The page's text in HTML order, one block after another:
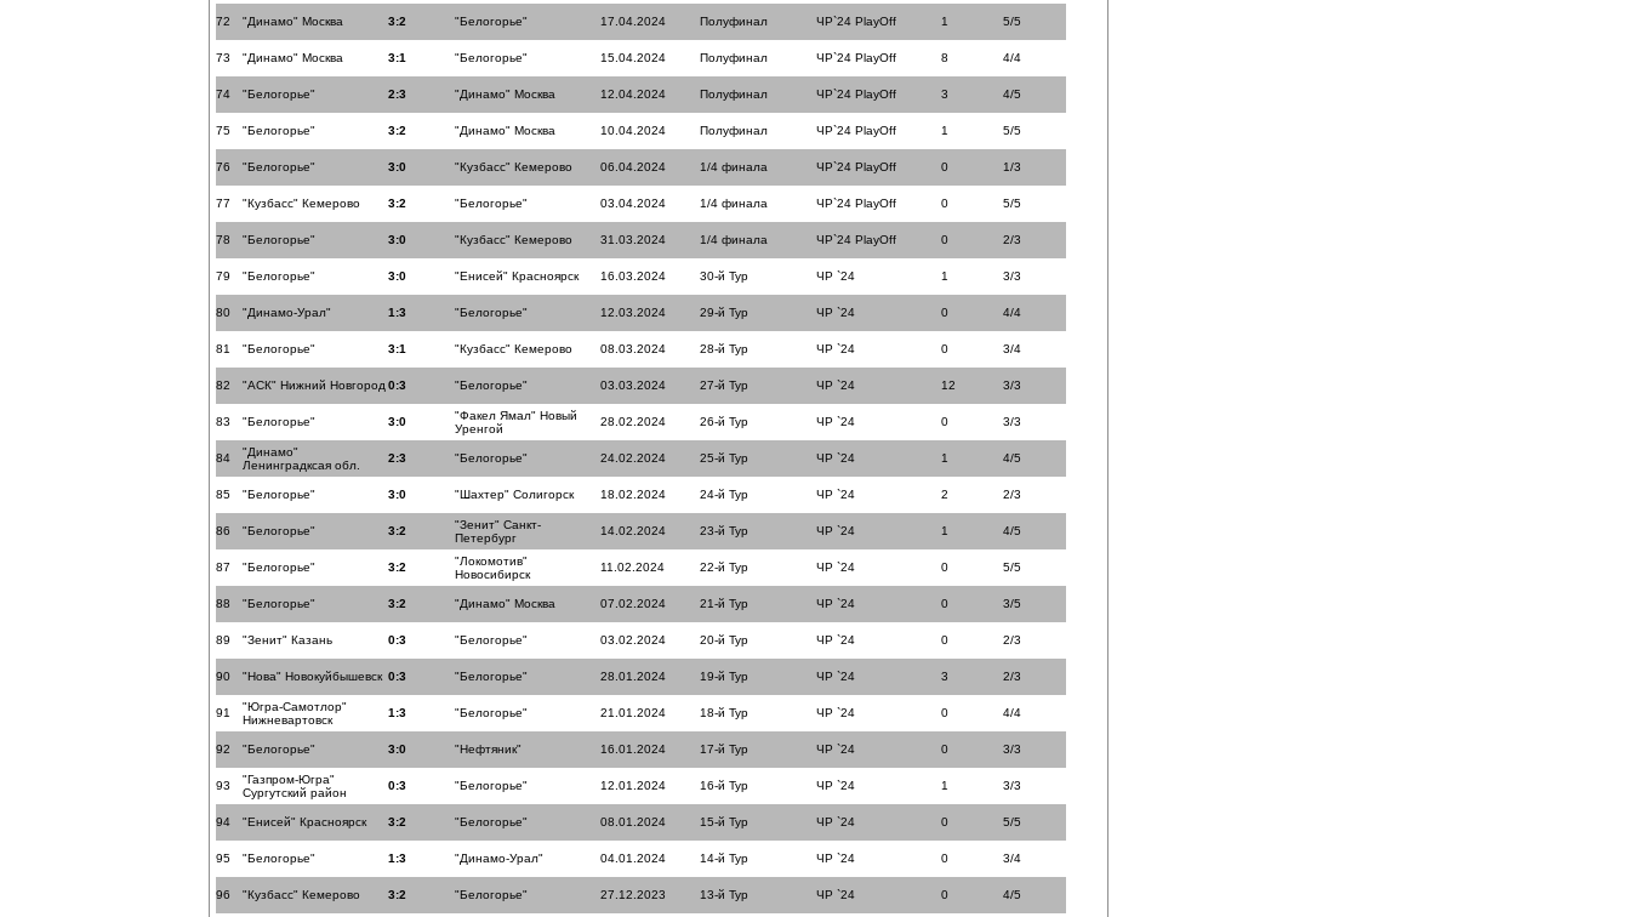
72 "Динамо" Москва 3:2 "Белогорье" 17.04.2024 Полуфинал ЧР`24 PlayOff 1 5/5
73 "Динамо" Москва 3:1 "Белогорье" 15.04.2024 Полуфинал ЧР`24 PlayOff 8 4/4
74 "Белогорье" 2:3 "Динамо" Москва 12.04.2024 Полуфинал ЧР`24 PlayOff 3 4/5
75 "Белогорье" 3:2 "Динамо" Москва 10.04.2024 Полуфинал ЧР`24 PlayOff 1 5/5
76 "Белогорье" 3:0 "Кузбасс" Кемерово 06.04.2024 1/4 финала ЧР`24 PlayOff 0 1/3
77 "Кузбасс" Кемерово 3:2 "Белогорье" 03.04.2024 1/4 финала ЧР`24 PlayOff 0 5/5
78 "Белогорье" 3:0 "Кузбасс" Кемерово 31.03.2024 1/4 финала ЧР`24 PlayOff 0 2/3
79 "Белогорье" 3:0 "Енисей" Красноярск 16.03.2024 30-й Тур ЧР `24 1 3/3
80 "Динамо-Урал" 1:3 "Белогорье" 12.03.2024 29-й Тур ЧР `24 0 4/4
81 "Белогорье" 3:1 "Кузбасс" Кемерово 08.03.2024 28-й Тур ЧР `24 0 3/4
82 "АСК" Нижний Новгород 0:3 "Белогорье" 03.03.2024 27-й Тур ЧР `24 12 3/3
83 "Белогорье" 3:0
"Факел Ямал" Новый
Уренгой
28.02.2024 26-й Тур ЧР `24 0 3/3
84
"Динамо"
Ленинградксая обл.
2:3 "Белогорье" 24.02.2024 25-й Тур ЧР `24 1 4/5
85 "Белогорье" 3:0 "Шахтер" Солигорск 18.02.2024 24-й Тур ЧР `24 2 2/3
86 "Белогорье" 3:2
"Зенит" Санкт-
Петербург
14.02.2024 23-й Тур ЧР `24 1 4/5
87 "Белогорье" 3:2
"Локомотив"
Новосибирск
11.02.2024 22-й Тур ЧР `24 0 5/5
88 "Белогорье" 3:2 "Динамо" Москва 07.02.2024 21-й Тур ЧР `24 0 3/5
89 "Зенит" Казань 0:3 "Белогорье" 03.02.2024 20-й Тур ЧР `24 0 2/3
90 "Нова" Новокуйбышевск 0:3 "Белогорье" 28.01.2024 19-й Тур ЧР `24 3 2/3
91
"Югра-Самотлор"
Нижневартовск
1:3 "Белогорье" 21.01.2024 18-й Тур ЧР `24 0 4/4
92 "Белогорье" 3:0 "Нефтяник" 16.01.2024 17-й Тур ЧР `24 0 3/3
93
"Газпром-Югра"
Сургутский район
0:3 "Белогорье" 12.01.2024 16-й Тур ЧР `24 1 3/3
94 "Енисей" Красноярск 3:2 "Белогорье" 08.01.2024 15-й Тур ЧР `24 0 5/5
95 "Белогорье" 1:3 "Динамо-Урал" 04.01.2024 14-й Тур ЧР `24 0 3/4
96 "Кузбасс" Кемерово 3:2 "Белогорье" 27.12.2023 13-й Тур ЧР `24 0 4/5